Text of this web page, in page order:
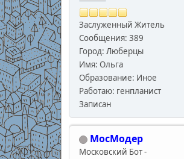
Заслуженный Житель
Сообщения: 389
Город: Люберцы
Имя: Ольга
Образование: Иное
Работаю: генпланист
Записан
МосМодер
Московский Бот -